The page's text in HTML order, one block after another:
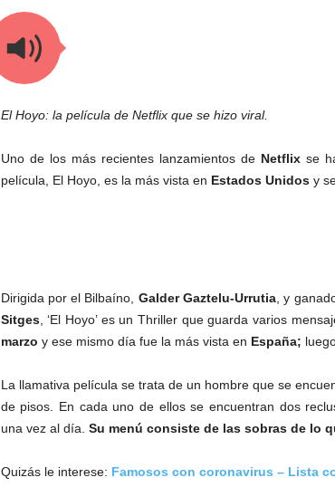
El Hoyo: la película de Netflix que se hizo viral.
Uno de los más recientes lanzamientos de Netflixse
película, El Hoyo, es la más vista en Estados Unidosy
Dirigida por el Bilbaíno, Galder Gaztelu-Urrutia, y
Sitges, ‘El Hoyo’ es un Thriller que guarda varios
marzo y ese mismo día fue la más vista en España;
La llamativa película se trata de un hombre que se
de pisos. En cada uno de ellos se encuentran dos
una vez al día. Su menú consiste de las sobras de lo
Quizás le interese: Famosos con coronavirus – Lista